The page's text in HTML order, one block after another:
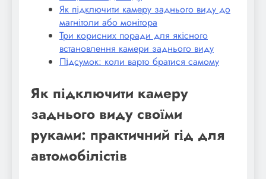
Як підключити камеру заднього виду до
магнітоли або монітора
Три корисних поради для якісного
встановлення камери заднього виду
Підсумок: коли варто братися самому
Як підключити камеру
заднього виду своїми
руками: практичний гід для
автомобілістів